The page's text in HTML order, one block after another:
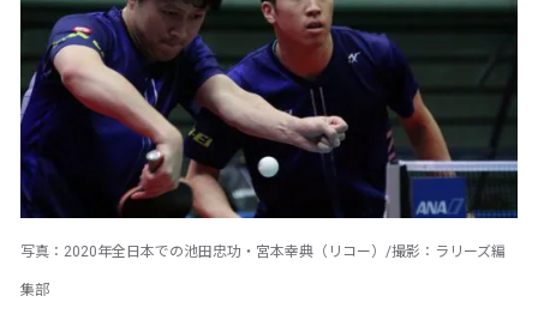
写真：2020年全日本での池田忠功・宮本幸典（リコー）/撮影：ラリーズ編
集部